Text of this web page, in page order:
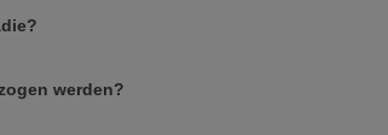
werden?